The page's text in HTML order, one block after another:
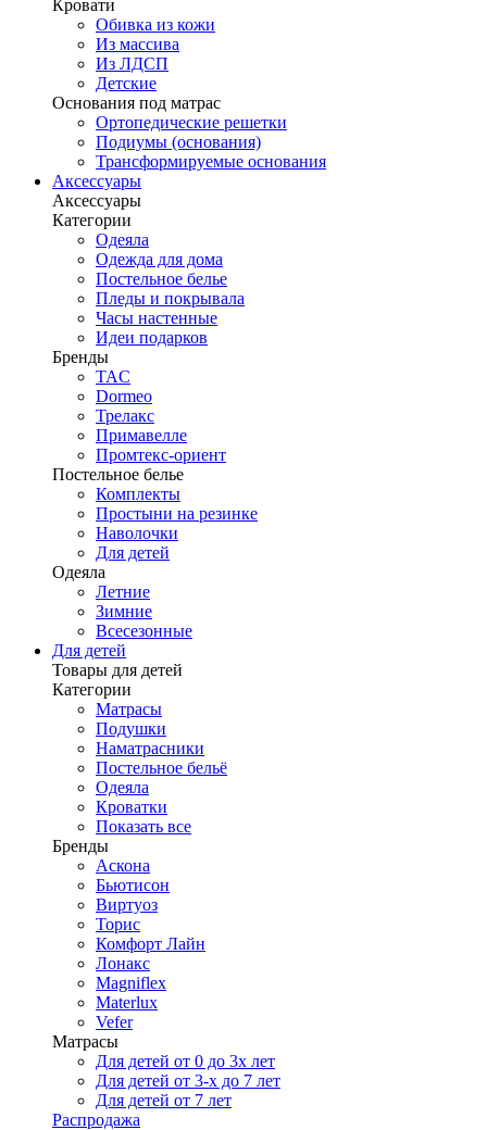
Кровати
Обивка из кожи
Из массива
Из ЛДСП
Детские
Основания под матрас
Ортопедические решетки
Подиумы (основания)
Трансформируемые основания
Аксессуары
Аксессуары
Категории
Одеяла
Одежда для дома
Постельное белье
Пледы и покрывала
Часы настенные
Идеи подарков
Бренды
TAC
Dormeo
Трелакс
Примавелле
Промтекс-ориент
Постельное белье
Комплекты
Простыни на резинке
Наволочки
Для детей
Одеяла
Летние
Зимние
Всесезонные
Для детей
Товары для детей
Категории
Матрасы
Подушки
Наматрасники
Постельное бельё
Одеяла
Кроватки
Показать все
Бренды
Аскона
Бьютисон
Виртуоз
Торис
Комфорт Лайн
Лонакс
Magniflex
Materlux
Vefer
Матрасы
Для детей от 0 до 3х лет
Для детей от 3-х до 7 лет
Для детей от 7 лет
Распродажа